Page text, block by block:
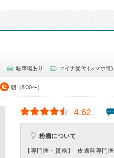
駐車場あり マイナ受付 (スマホ可)
朝（8:30〜）
4.62
粉瘤について
【専門医・資格】 皮膚科専門医